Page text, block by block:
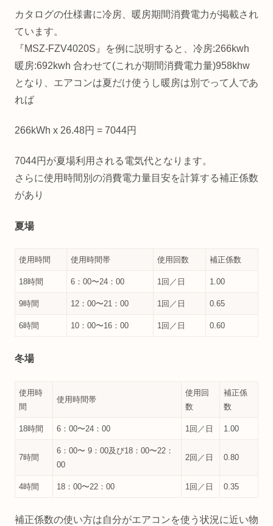
カタログの仕様書に冷房、暖房期間消費電力が掲載され
ています。
『MSZ-FZV4020S』を例に説明すると、冷房:266kwh
暖房:692kwh 合わせて(これが期間消費電力量)958khw
となり、エアコンは夏だけ使うし暖房は別でって人であ
れば
266kWh x 26.48円 = 7044円
7044円が夏場利用される電気代となります。
さらに使用時間別の消費電力量目安を計算する補正係数
があり
夏場
使用時間 使用時間帯 使用回数 補正係数
18時間 6：00〜24：00 1回／日 1.00
9時間 12：00〜21：00 1回／日 0.65
6時間 10：00〜16：00 1回／日 0.60
冬場
使用時
間
使用時間帯
使用回
数
補正係
数
18時間 6：00〜24：00 1回／日 1.00
7時間
6：00〜 9：00及び18：00〜22：
00
2回／日 0.80
4時間 18：00〜22：00 1回／日 0.35
補正係数の使い方は自分がエアコンを使う状況に近い物